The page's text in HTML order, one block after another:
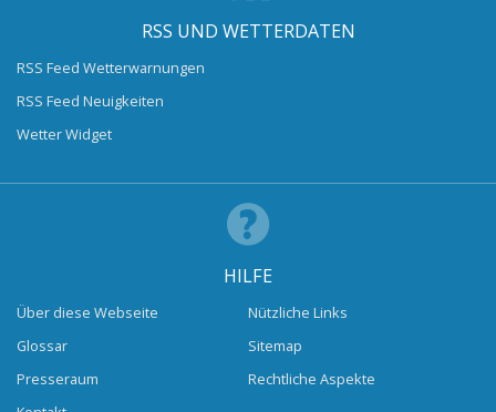
RSS UND WETTERDATEN
RSS Feed Wetterwarnungen
RSS Feed Neuigkeiten
Wetter Widget
HILFE
Über diese Webseite
Glossar
Presseraum
Nützliche Links
Sitemap
Rechtliche Aspekte